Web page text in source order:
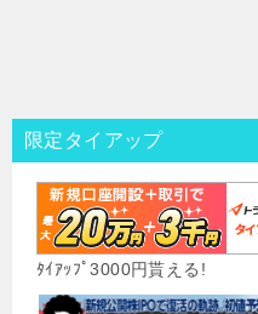
限定タイアップ
ﾀｲｱｯﾌﾟ3000円貰える!